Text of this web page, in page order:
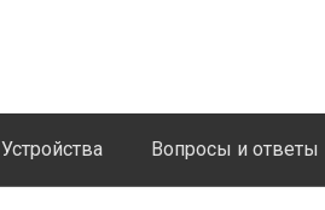
Устройства Вопросы и ответы